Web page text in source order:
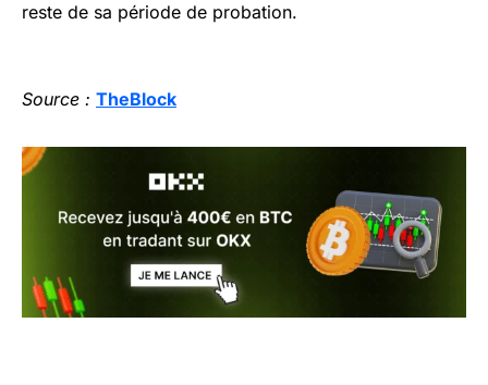
reste de sa période de probation.
Source : TheBlock